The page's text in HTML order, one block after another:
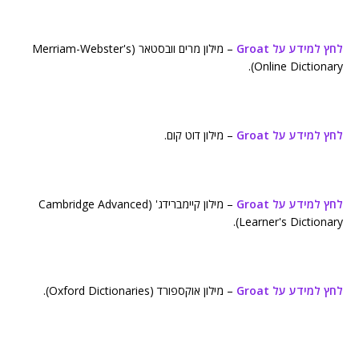
לחץ למידע על Groat
– מילון מרים וובסטאר (Merriam-Webster's
Online Dictionary).
לחץ למידע על Groat – מילון דוט קום.
לחץ למידע על Groat
– מילון קיימברידג' (Cambridge Advanced
Learner's Dictionary).
לחץ למידע על Groat – מילון אוקספורד (Oxford Dictionaries).